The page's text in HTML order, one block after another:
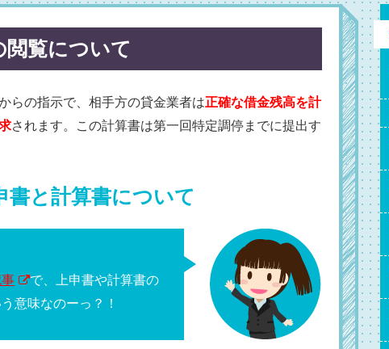
閲覧について
らの指示で、相手方の貸金業者は正確な借金残高を計
されます。この計算書は第一回特定調停までに提出す
書と計算書について
で、上申書や計算書の
意味なのーっ？！